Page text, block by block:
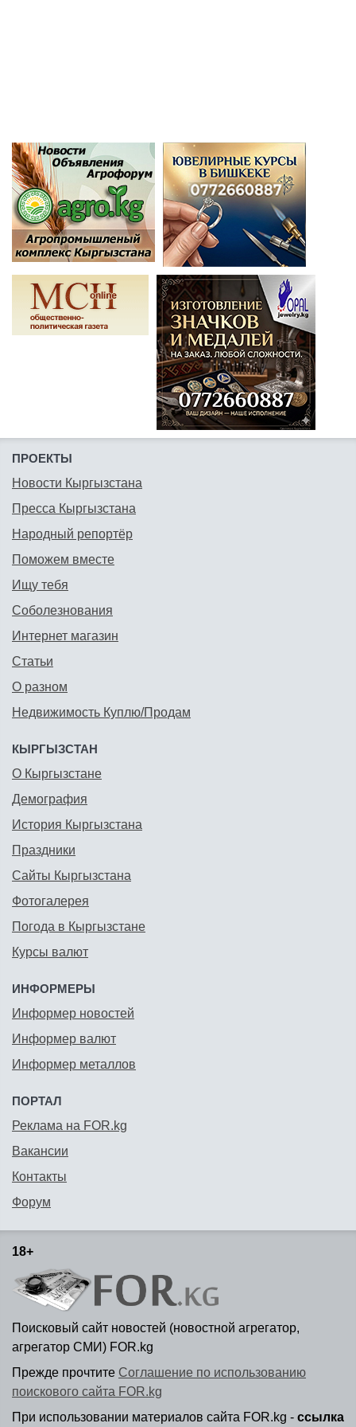
ПРОЕКТЫ
Новости Кыргызстана
Пресса Кыргызстана
Народный репортёр
Поможем вместе
Ищу тебя
Соболезнования
Интернет магазин
Статьи
О разном
Недвижимость Куплю/Продам
КЫРГЫЗСТАН
О Кыргызстане
Демография
История Кыргызстана
Праздники
Сайты Кыргызстана
Фотогалерея
Погода в Кыргызстане
Курсы валют
ИНФОРМЕРЫ
Информер новостей
Информер валют
Информер металлов
ПОРТАЛ
Реклама на FOR.kg
Вакансии
Контакты
Форум
18+
Поисковый сайт новостей (новостной агрегатор,
агрегатор СМИ) FOR.kg
Прежде прочтите Соглашение по использованию
поискового сайта FOR.kg
При использовании материалов сайта FOR.kg - ссылка